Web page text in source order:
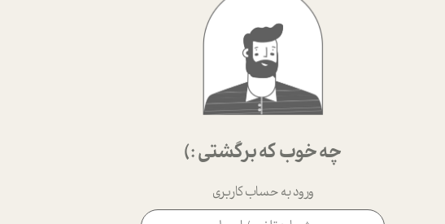
تقویم رومیزی
تقویم دیواری
چه خوب که برگشتی :)
ورود به حساب کاربری